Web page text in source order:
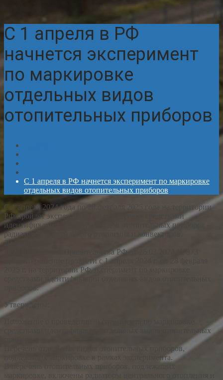
С 1 апреля в РФ
начнется эксперимент
по маркировке
отдельных видов
отопительных приборов
С 1 апреля в РФ начнется эксперимент по маркировке
отдельных видов отопительных приборов
С 1 апреля 2024 года по 28 февраля 2025 года на территории
РФ пройдет эксперимент по маркировке средствами
идентификации отдельных видов отопительных приборов -
радиаторов центрального отопления и конвекторов.
29 марта 2024 г.
Постановлением Правительства РФ от 26.03.2024 № 373
принято решение провести с 1 апреля 2024 г. по 28 февраля
2025 г. на территории РФ эксперимент по маркировке
средствами идентификации отдельных видов отопительных
приборов.
Утверждены:
средствами идентификации отдельных видов отопительных
Перечень отдельных видов отопительных приборов,
подлежащих маркировке в рамках эксперимента.
В перечень отопительных приборов, подлежащих
маркировке, включены радиаторы центрального отопления и